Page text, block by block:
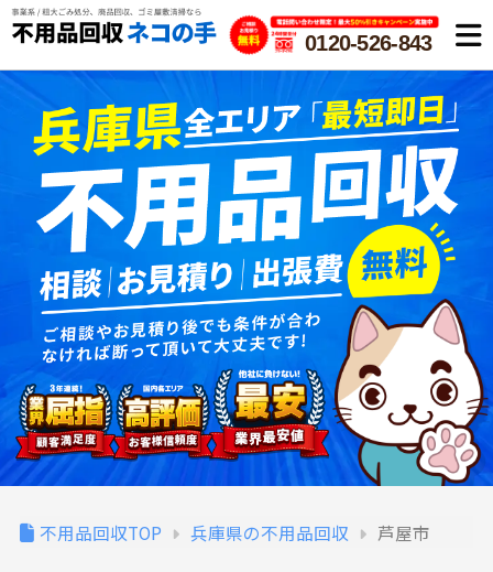
0120-526-843
不用品回収TOP 兵庫県の不用品回収 芦屋市